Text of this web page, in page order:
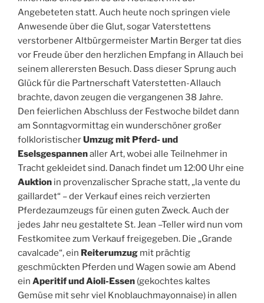
Angebeteten statt. Auch heute noch springen viele
Anwesende über die Glut, sogar Vaterstettens
verstorbener Altbürgermeister Martin Berger tat dies
vor Freude über den herzlichen Empfang in Allauch bei
seinem allerersten Besuch. Dass dieser Sprung auch
Glück für die Partnerschaft Vaterstetten-Allauch
brachte, davon zeugen die vergangenen 38 Jahre.
Den feierlichen Abschluss der Festwoche bildet dann
am Sonntagvormittag ein wunderschöner großer
folkloristischerUmzug mit Pferd- und
Eselsgespannenaller Art, wobei alle Teilnehmer in
Tracht gekleidet sind. Danach findet um 12:00 Uhr eine
Auktion in provenzalischer Sprache statt, „la vente du
gaillardet“ – der Verkauf eines reich verzierten
Pferdezaumzeugs für einen guten Zweck. Auch der
jedes Jahr neu gestaltete St. Jean –Teller wird nun vom
Festkomitee zum Verkauf freigegeben. Die „Grande
cavalcade“, ein Reiterumzug mit prächtig
geschmückten Pferden und Wagen sowie am Abend
ein Aperitif und Aioli-Essen (gekochtes kaltes
Gemüse mit sehr viel Knoblauchmayonnaise) in allen